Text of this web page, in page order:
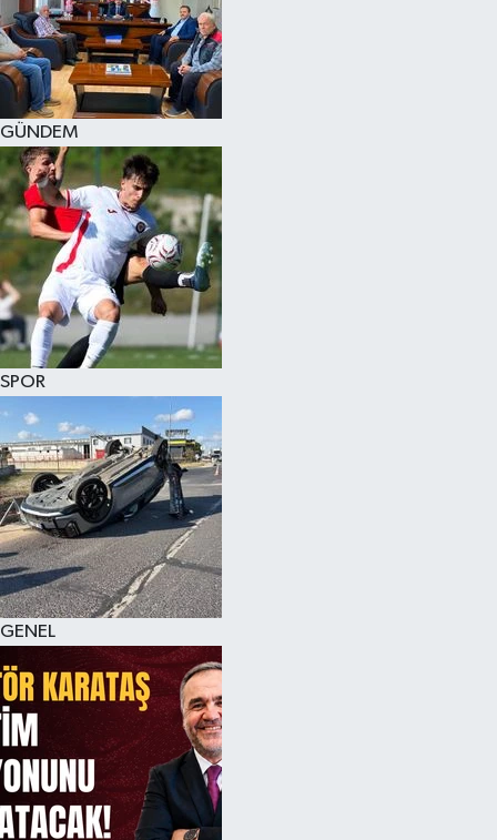
GÜNDEM
SPOR
GENEL
KÜLTÜR SANAT
MAGAZİN
SAĞLIK
SİYASET
SPOR
TEKNOLOJİ
YAŞAM